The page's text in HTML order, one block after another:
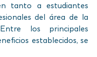
tanto a estudiantes
del área de la
los principales
establecidos, se